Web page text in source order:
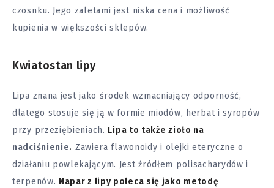
czosnku. Jego zaletami jest niska cena i możliwość
kupienia w większości sklepów.
Kwiatostan lipy
Lipa znana jest jako środek wzmacniający odporność,
dlatego stosuje się ją w formie miodów, herbat i syropów
przy przeziębieniach. Lipa to także zioło na
nadciśnienie. Zawiera flawonoidy i olejki eteryczne o
działaniu powlekającym. Jest źródłem polisacharydów i
terpenów. Napar z lipy poleca się jako metodę